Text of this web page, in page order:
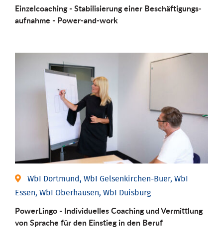
Einzel­coaching - Stabili­sierung einer Be­schäftigungs­
aufnahme - Power-and-work
WbI Dortmund, WbI Gelsenkirchen-Buer, WbI
Essen, WbI Oberhausen, WbI Duisburg
PowerLingo - Individuelles Coaching und Vermittlung
von Sprache für den Einstieg in den Beruf